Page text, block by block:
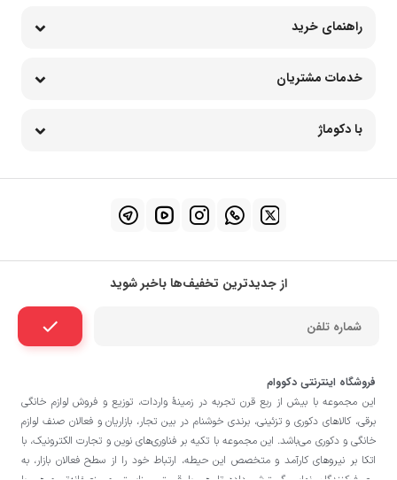
راهنمای خرید
خدمات مشتریان
با دکوماژ
از جدیدترین تخفیف‌ها باخبر شوید
فروشگاه اینترنتی دکووام
این مجموعه با بيش از ربع قرن تجربه در زمينۀ واردات، توزيع و فروش لوازم خانگی
برقی، کالاهای دکوری و تزئینی، برندی خوشنام در بين تجار، بازاريان و فعالان صنف لوازم
خانگی و دکوری می‌باشد. این مجموعه با تكيه بر فناوری‌های نوين و تجارت الكترونيک، با
اتکا بر نيروهای كارآمد و متخصص اين حيطه، ارتباط خود را از سطح فعالان بازار، به